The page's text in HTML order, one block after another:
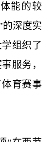
能的较
的深度实
组织了
服务，
育赛事